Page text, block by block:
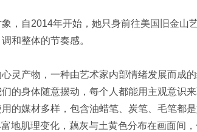
，自2014年开始，她只身前往美国旧金
和整体的节奏感。
灵产物，一种由艺术家内部情绪发展而成
的身体随意摆动，每个人都能用主观意识
的媒材多样，包含油蜡笔、炭笔、毛笔都
地肌理变化，藕灰与土黄色分布在画面间